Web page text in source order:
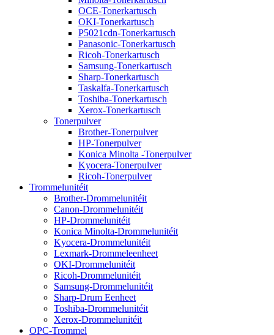
OCE-Tonerkartusch
OKI-Tonerkartusch
P5021cdn-Tonerkartusch
Panasonic-Tonerkartusch
Ricoh-Tonerkartusch
Samsung-Tonerkartusch
Sharp-Tonerkartusch
Taskalfa-Tonerkartusch
Toshiba-Tonerkartusch
Xerox-Tonerkartusch
Tonerpulver
Brother-Tonerpulver
HP-Tonerpulver
Konica Minolta -Tonerpulver
Kyocera-Tonerpulver
Ricoh-Tonerpulver
Trommelunitéit
Brother-Drommelunitéit
Canon-Drommelunitéit
HP-Drommelunitéit
Konica Minolta-Drommelunitéit
Kyocera-Drommelunitéit
Lexmark-Drommeleenheet
OKI-Drommelunitéit
Ricoh-Drommelunitéit
Samsung-Drommelunitéit
Sharp-Drum Eenheet
Toshiba-Drommelunitéit
Xerox-Drommelunitéit
OPC-Trommel